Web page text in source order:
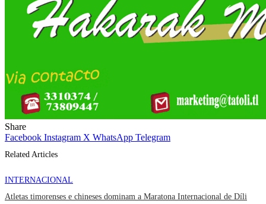
Share
Facebook Instagram X WhatsApp Telegram
Related Articles
INTERNACIONAL
Atletas timorenses e chineses dominam a Maratona Internacional de Díli